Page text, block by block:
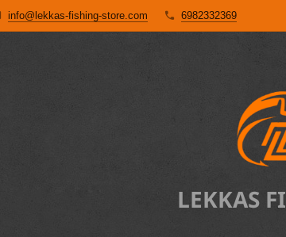
info@lekkas-fishing-store.com 6982332369
LEKKAS